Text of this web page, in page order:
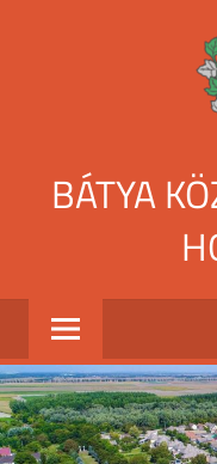
BÁTYA